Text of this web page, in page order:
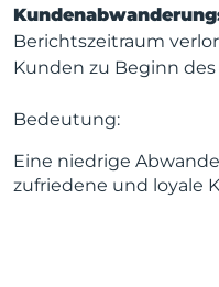
Berichtszeitraum
Kunden zu Beginn
Bedeutung:
Eine niedrige
zufriedene und loyale